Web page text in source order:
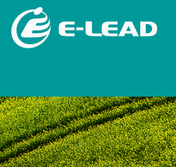
ン
ツ
に
移